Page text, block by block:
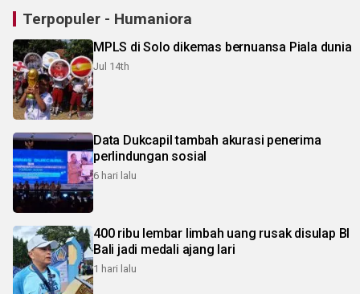
Terpopuler - Humaniora
MPLS di Solo dikemas bernuansa Piala dunia
Jul 14th
Data Dukcapil tambah akurasi penerima
perlindungan sosial
6 hari lalu
400 ribu lembar limbah uang rusak disulap BI
Bali jadi medali ajang lari
1 hari lalu